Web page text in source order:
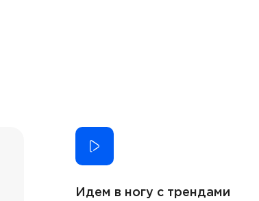
Идем в ногу с трендами